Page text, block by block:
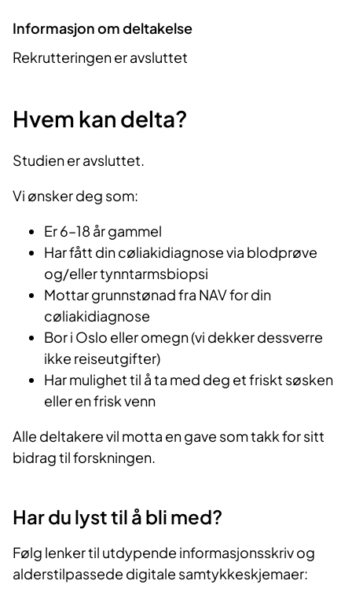
Informasjon om deltakelse
Rekrutteringen er avsluttet
Hvem kan delta?
Studien er avsluttet.
Vi ønsker deg som:
Er 6–18 år gammel
Har fått din cøliakidiagnose via blodprøve
og/eller tynntarmsbiopsi
Mottar grunnstønad fra NAV for din
cøliakidiagnose
Bor i Oslo eller omegn (vi dekker dessverre
ikke reiseutgifter)
Har mulighet til å ta med deg et friskt søsken
eller en frisk venn
Alle deltakere vil motta en gave som takk for sitt
bidrag til forskningen.
Har du lyst til å bli med?
Følg lenker til utdypende informasjonsskriv og
alderstilpassede digitale samtykkeskjemaer: